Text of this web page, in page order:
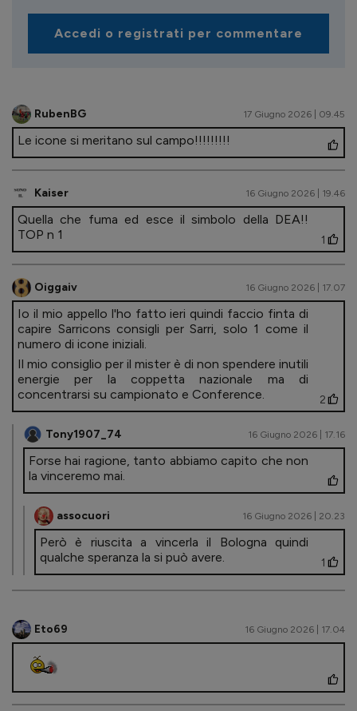
Accedi o registrati per commentare
RubenBG 17 Giugno 2026 | 09.45
Le icone si meritano sul campo!!!!!!!!!
Kaiser 16 Giugno 2026 | 19.46
Quella che fuma ed esce il simbolo della DEA!!
TOP n 1
1
Oiggaiv 16 Giugno 2026 | 17.07
Io il mio appello l'ho fatto ieri quindi faccio finta di
capire Sarricons consigli per Sarri, solo 1 come il
numero di icone iniziali.
Il mio consiglio per il mister è di non spendere inutili
energie per la coppetta nazionale ma di
concentrarsi su campionato e Conference.
2
Tony1907_74 16 Giugno 2026 | 17.16
Forse hai ragione, tanto abbiamo capito che non
la vinceremo mai.
assocuori 16 Giugno 2026 | 20.23
Però è riuscita a vincerla il Bologna quindi
qualche speranza la si può avere.
1
Eto69 16 Giugno 2026 | 17.04